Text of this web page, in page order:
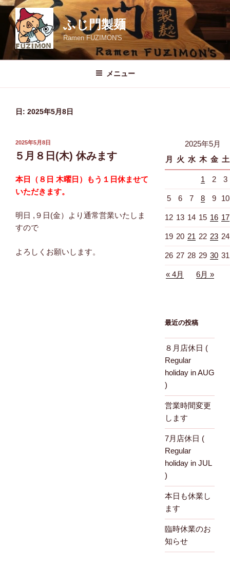
コ
ン
ツ
ふじ門製麺
Ramen FUZIMON'S
メニュー
日: 2025年5月8日
投
稿
日:
2025年5月8日
５月８日(木) 休みます
本日（８日 木曜日）もう１日休ませて
いただきます。
明日 ,９日(金）より通常営業いたしま
すので
よろしくお願いします。
2025年5月
月
火 水 木 金 土
1 2 3
5 6 7 8 9 10
12 13 14 15 16 17
19 20 21 22 23 24
26 27 28 29 30 31
« 4月 6月 »
最近の投稿
８月店休日 (
Regular
holiday in AUG
)
営業時間変更
します
7月店休日 (
Regular
holiday in JUL
)
本日も休業し
ます
臨時休業のお
知らせ